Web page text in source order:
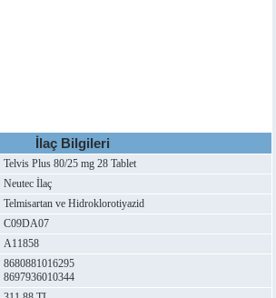
İlaç Bilgileri
Telvis Plus 80/25 mg 28 Tablet
Neutec İlaç
Telmisartan ve Hidroklorotiyazid
C09DA07
A11858
8680881016295
8697936010344